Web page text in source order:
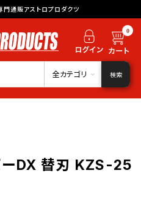
門通販アストロプロダクツ
0
全カテゴリ 検索
ーDX 替刃 KZS-25